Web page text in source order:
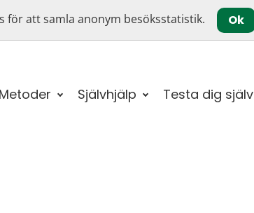
för att samla anonym besöksstatistik. Ok
Metoder Självhjälp Testa dig själv